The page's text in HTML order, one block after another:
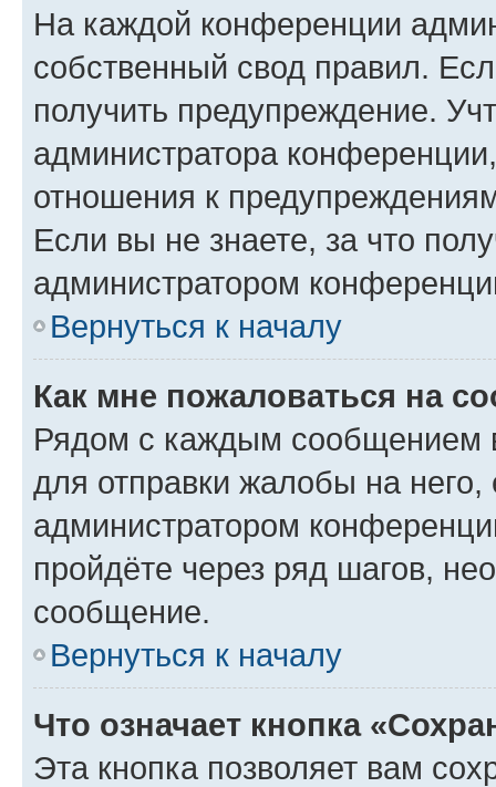
На каждой конференции
собственный свод правил.
получить предупреждение.
администратора
отношения к
Если вы не знаете, за что
администратором
Вернуться к началу
Как мне пожаловаться на
Рядом с каждым сообщением
для отправки жалобы на
администратором
пройдёте через ряд шагов,
сообщение.
Вернуться к началу
Что означает кнопка
Эта кнопка позволяет вам